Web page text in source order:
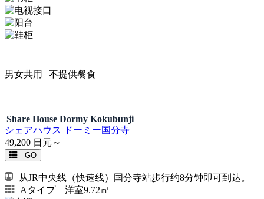
男女共用 不提供餐食
Share House Dormy Kokubunji
シェアハウス ドーミー国分寺
49,200 日元～
GO
从JR中央线（快速线）国分寺站步行约8分钟即可到达。
Aタイプ 洋室9.72㎡